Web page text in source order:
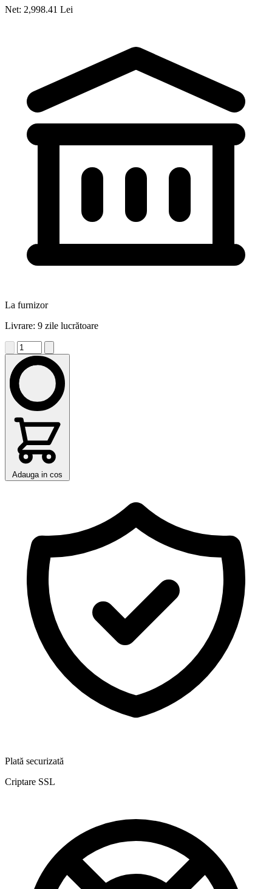
Net: 2,998.41 Lei
La furnizor
Livrare: 9 zile lucrătoare
Adauga in cos
Plată securizată
Criptare SSL